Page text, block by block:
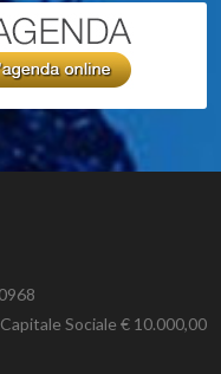
Sociale € 10.000,00